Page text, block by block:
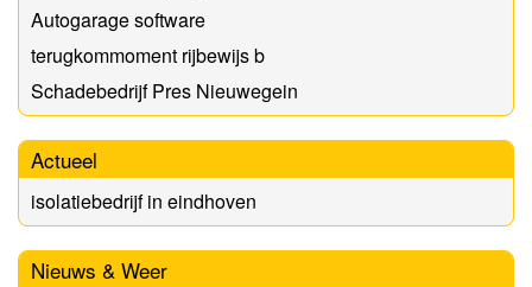
Autogarage software
terugkommoment rijbewijs b
Schadebedrijf Pres Nieuwegein
Actueel
isolatiebedrijf in eindhoven
Nieuws & Weer